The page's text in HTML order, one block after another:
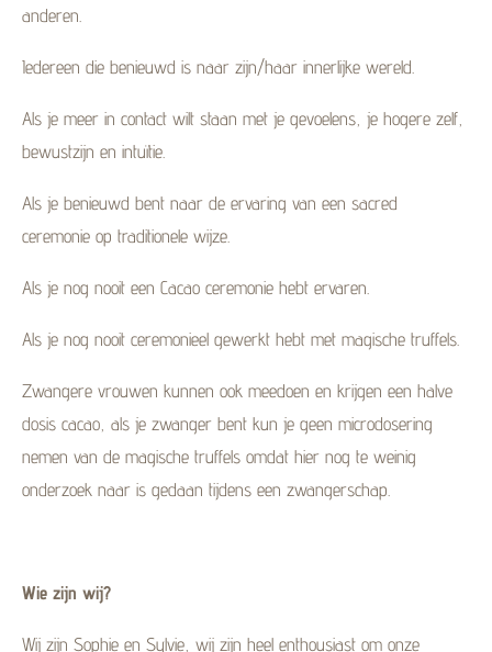
anderen.
Iedereen die benieuwd is naar zijn/haar innerlijke wereld.
Als je meer in contact wilt staan met je gevoelens, je hogere zelf,
bewustzijn en intuïtie.
Als je benieuwd bent naar de ervaring van een sacred
ceremonie op traditionele wijze.
Als je nog nooit een Cacao ceremonie hebt ervaren.
Als je nog nooit ceremonieel gewerkt hebt met magische truffels.
Zwangere vrouwen kunnen ook meedoen en krijgen een halve
dosis cacao, als je zwanger bent kun je geen microdosering
nemen van de magische truffels omdat hier nog te weinig
onderzoek naar is gedaan tijdens een zwangerschap.
Wie zijn wij?
Wij zijn Sophie en Sylvie, wij zijn heel enthousiast om onze